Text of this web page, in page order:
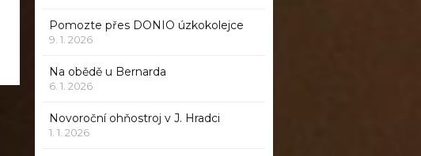
Pomozte přes DONIO úzkokolejce
9. 1. 2026
Na obědě u Bernarda
6. 1. 2026
Novoroční ohňostroj v J. Hradci
1. 1. 2026